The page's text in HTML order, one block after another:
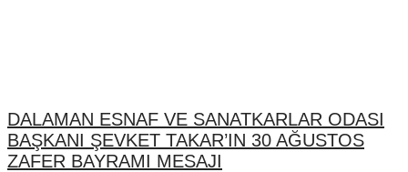
DALAMAN ESNAF VE SANATKARLAR ODASI
BAŞKANI ŞEVKET TAKAR’IN 30 AĞUSTOS
ZAFER BAYRAMI MESAJI